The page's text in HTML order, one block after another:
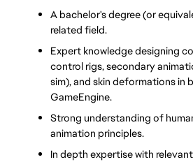
A bachelor's degree (or
related field.
Expert knowledge designing
control rigs, secondary
sim), and skin deformations in
GameEngine.
Strong understanding of
animation principles.
In depth expertise with